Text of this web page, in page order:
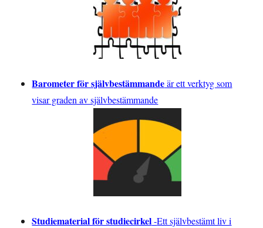
Barometer för självbestämmandeär ett verktyg som
visar graden av självbestämmande
Studiematerial för studiecirkel-Ett självbestämt liv i